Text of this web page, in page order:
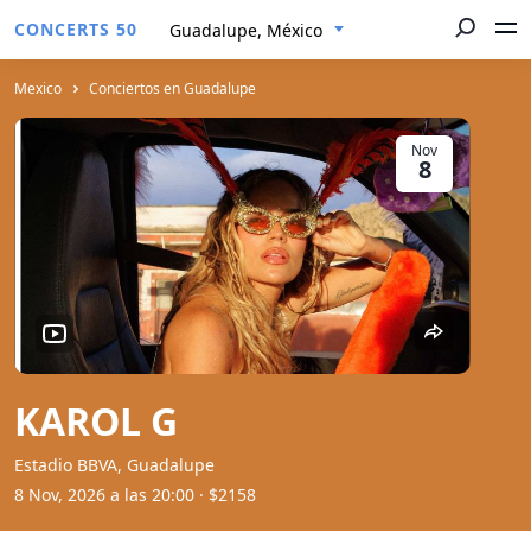
CONCERTS 50 Guadalupe, México
Mexico Conciertos en Guadalupe
KAROL G
8 Nov, 2026 a las 20:00 · $2158
Estadio BBVA, Guadalupe
Nov
8